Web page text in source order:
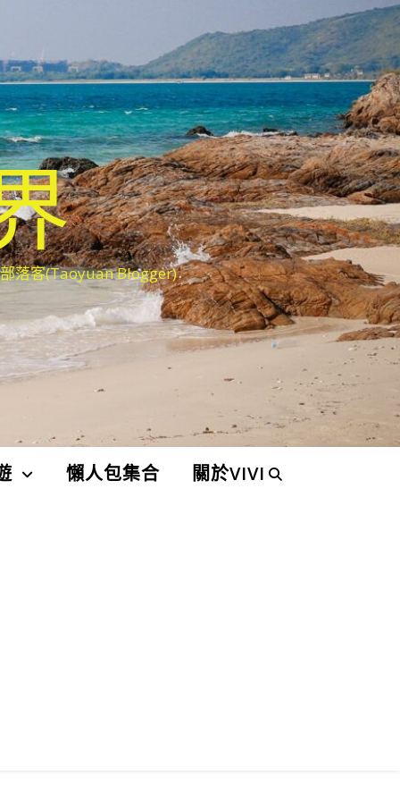
落客(Taoyuan Blogger)
懶人包集合 關於VIVI